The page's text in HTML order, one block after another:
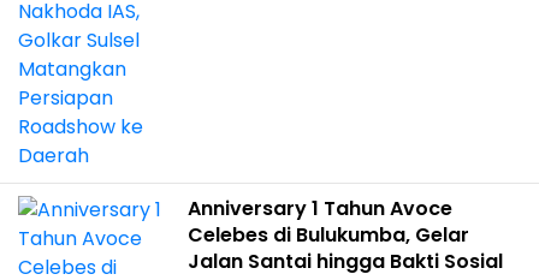
Anniversary 1 Tahun Avoce
Celebes di Bulukumba, Gelar
Jalan Santai hingga Bakti Sosial